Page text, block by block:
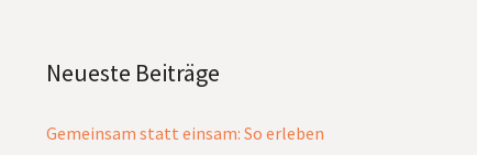
Neueste Beiträge
Gemeinsam statt einsam: So erleben